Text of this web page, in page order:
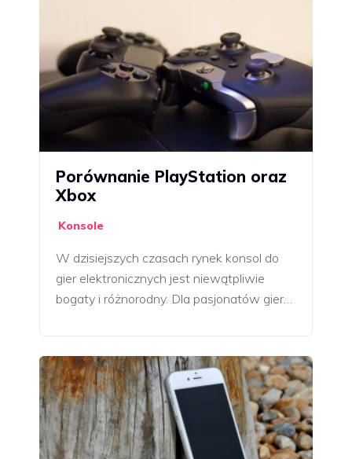
Porównanie PlayStation oraz
Xbox
Konsole
W dzisiejszych czasach rynek konsol do
gier elektronicznych jest niewątpliwie
bogaty i różnorodny. Dla pasjonatów gier…